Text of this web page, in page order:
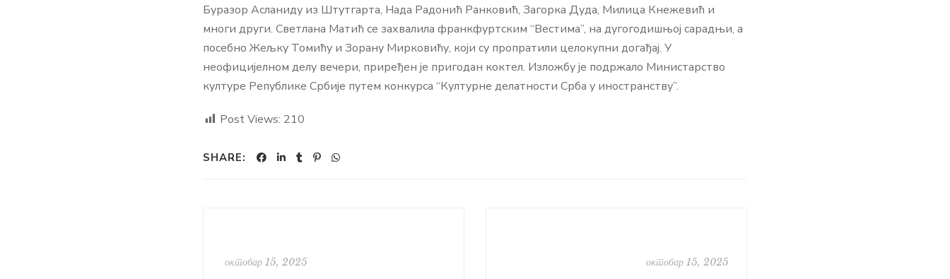
Буразор Асланиду из Штутгарта, Нада Радонић Ранковић, Загорка Дуда, Милица Кнежевић и
многи други. Светлана Матић се захвалила франкфуртским “Вестима”, на дугогодишњој сарадњи, а
посебно Жељку Томићу и Зорану Мирковићу, који су пропратили целокупни догађај. У
неофицијелном делу вечери, приређен је пригодан коктел. Изложбу је подржало Министарство
културе Републике Србије путем конкурса “Културне делатности Срба у иностранству”.
Post Views: 210
SHARE:
октобар 15, 2025 октобар 15, 2025